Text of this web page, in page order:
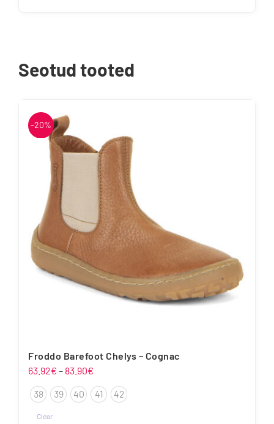
varianti.
teha
tootelehel.
Seotud tooted
-20%
Froddo Barefoot Chelys – Cognac
63.92€ – 83.90€
63.92€
kuni
38 39 40 41 42
Clear